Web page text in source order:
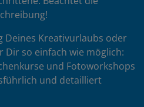
Deines Kreativurlaubs oder
Dir so einfach wie möglich:
und Fotoworkshops
und detailliert